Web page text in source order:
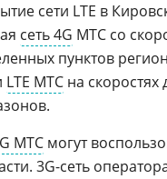
сети LTE в
сеть 4G МТС со
пунктов
LTE МТС на скоростях
МТС могут
3G-сеть